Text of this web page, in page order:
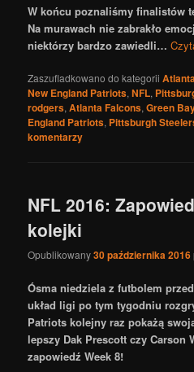
W końcu poznaliśmy finalistów
Na murawach nie zabrakło
niektórzy bardzo zawiedli…
Zaszufladkowano do kategorii
New England Patriots,NFL,
rodgers,Atlanta Falcons,Green
England Patriots, Pittsburgh
komentarzy
NFL 2016:
kolejki
Opublikowany30 października 2016
Ósma niedziela z futbolem
układ ligi po tym tygodniu
Patriots kolejny raz pokażą
lepszy Dak Prescott czy Carson
zapowiedź Week 8!